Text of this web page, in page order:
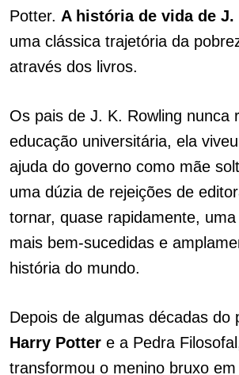
Potter. A história de vida de
uma clássica trajetória da
através dos livros.
Os pais de J. K. Rowling nunca
educação universitária, ela
ajuda do governo como mãe
uma dúzia de rejeições de
tornar, quase rapidamente,
mais bem-sucedidas e
história do mundo.
Depois de algumas décadas do
Harry Potter e a Pedra
transformou o menino bruxo